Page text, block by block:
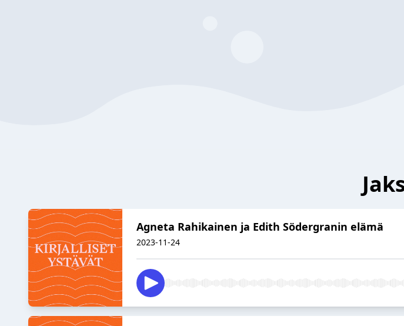
Agneta Rahikainen ja Edith Södergranin elämä
2023-11-24